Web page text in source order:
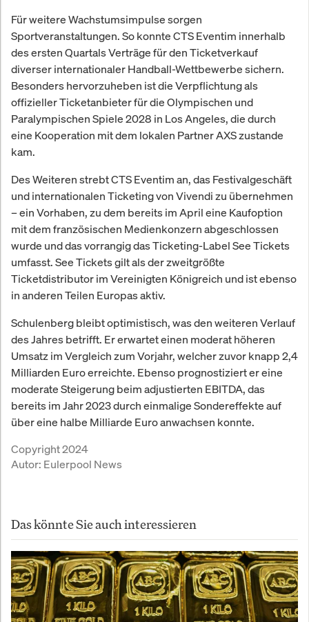
Für weitere Wachstumsimpulse sorgen
Sportveranstaltungen. So konnte CTS Eventim innerhalb
des ersten Quartals Verträge für den Ticketverkauf
diverser internationaler Handball-Wettbewerbe sichern.
Besonders hervorzuheben ist die Verpflichtung als
offizieller Ticketanbieter für die Olympischen und
Paralympischen Spiele 2028 in Los Angeles, die durch
eine Kooperation mit dem lokalen Partner AXS zustande
kam.
Des Weiteren strebt CTS Eventim an, das Festivalgeschäft
und internationalen Ticketing von Vivendi zu übernehmen
– ein Vorhaben, zu dem bereits im April eine Kaufoption
mit dem französischen Medienkonzern abgeschlossen
wurde und das vorrangig das Ticketing-Label See Tickets
umfasst. See Tickets gilt als der zweitgrößte
Ticketdistributor im Vereinigten Königreich und ist ebenso
in anderen Teilen Europas aktiv.
Schulenberg bleibt optimistisch, was den weiteren Verlauf
des Jahres betrifft. Er erwartet einen moderat höheren
Umsatz im Vergleich zum Vorjahr, welcher zuvor knapp 2,4
Milliarden Euro erreichte. Ebenso prognostiziert er eine
moderate Steigerung beim adjustierten EBITDA, das
bereits im Jahr 2023 durch einmalige Sondereffekte auf
über eine halbe Milliarde Euro anwachsen konnte.
Copyright 2024
Autor: Eulerpool News
Das könnte Sie auch interessieren